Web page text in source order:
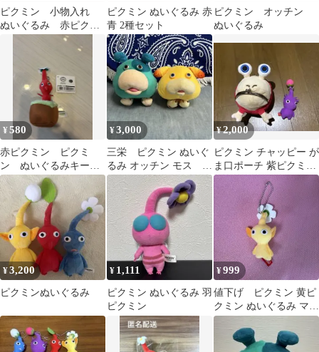
ピクミン 小物入れ
ぬいぐるみ 赤ピクミ
ピクミン ぬいぐるみ 赤
青 2種セット
ピクミン オッチン
ぬいぐるみ
¥580
赤ピクミン ピクミ
ン ぬいぐるみキーホ
ルダー
¥3,000
三栄 ピクミン ぬいぐ
るみ オッチン モス 2
体セット
¥2,000
ピクミン チャッピー が
ま口ポーチ 紫ピクミン
マスコット
¥3,200
ピクミンぬいぐるみ
¥ 1,111
ピクミン ぬいぐるみ 羽
ピクミン
¥999
値下げ ピクミン 黄ピ
クミン ぬいぐるみ マス
コット